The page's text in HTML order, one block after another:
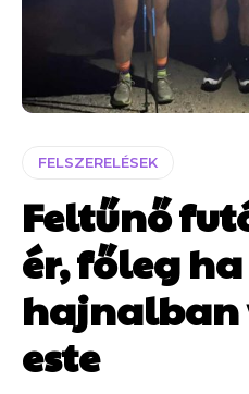
FELSZERELÉSEK
Feltűnő
ér, főleg
hajnalban
este